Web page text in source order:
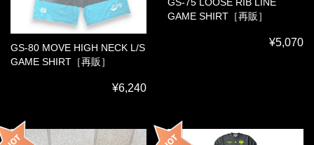
GS-80 MOVE HIGH NECK L/S
GAME SHIRT［再販］
¥6,240
GAME SHIRT［再販］
¥5,070